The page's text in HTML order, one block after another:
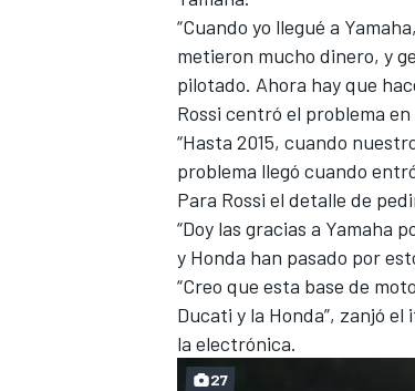
“Cuando yo llegué a
metieron mucho dinero, y
pilotado. Ahora hay que
Rossi centró el problema
“Hasta 2015, cuando
problema llegó cuando
Para Rossi el detalle de
“Doy las gracias a Yamaha
y Honda han pasado por
“Creo que esta base de
Ducati y la Honda”, zanjó
la electrónica.
27